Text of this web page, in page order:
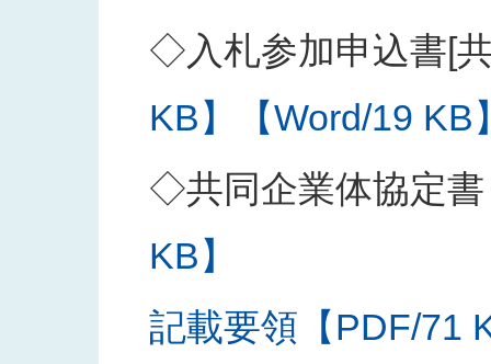
◇入札参加申込書[
KB】
【Word/19 KB
◇共同企業体協定書
KB】
記載要領【PDF/71